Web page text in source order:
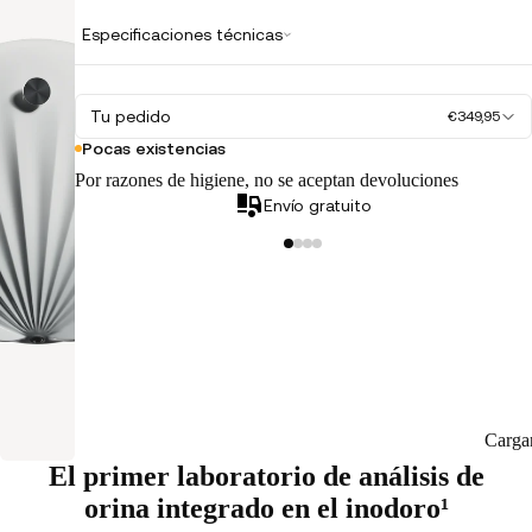
Especificaciones técnicas
Tu pedido €349,95
Pocas existencias
Por razones de higiene, no se aceptan devoluciones
Envío gratuito
El primer laboratorio de análisis de
orina integrado en el inodoro¹